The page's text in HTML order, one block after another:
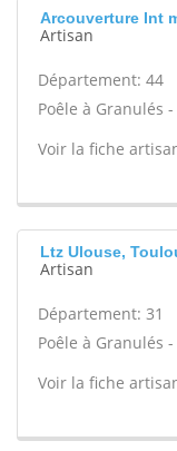
Arcouverture Int
Artisan
Département: 44
Poêle à Granulés -
Voir la fiche
Ltz Ulouse,
Artisan
Département: 31
Poêle à Granulés -
Voir la fiche